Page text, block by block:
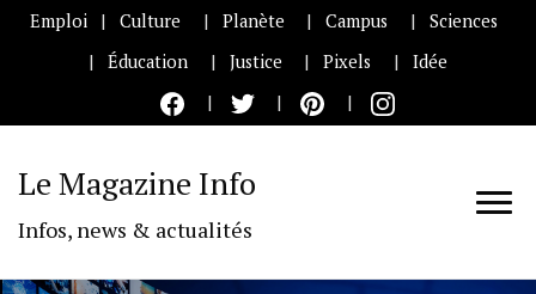
Emploi Culture Planète Campus
Sciences
Éducation
Justice Pixels Idée
Le Magazine Info
Infos, news & actualités